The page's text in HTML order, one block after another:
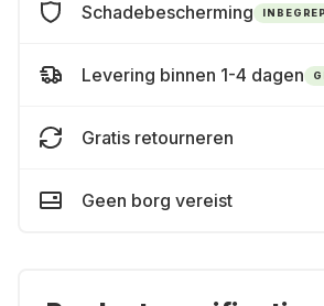
Schadebescherming
Levering binnen 1-4 dagen
Gratis retourneren
Geen borg vereist